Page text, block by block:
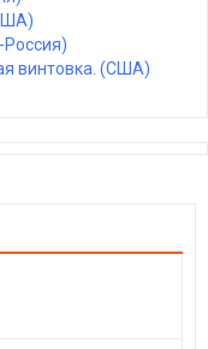
винтовка. (США)